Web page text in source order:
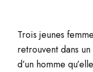
Trois jeunes
retrouvent dans
d’un homme